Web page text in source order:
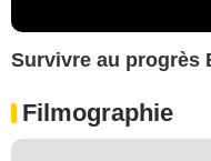
Survivre au progrès
Filmographie